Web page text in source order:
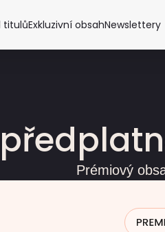
titulůExkluzivní obsahNewslettery
Prémiový